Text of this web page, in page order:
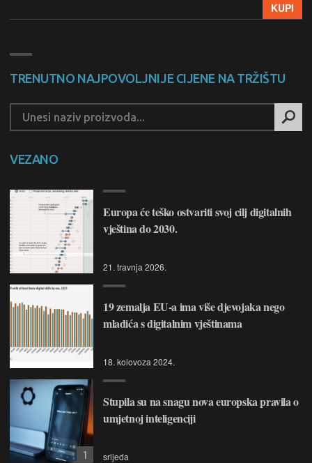
KUPI
TRENUTNO NAJPOVOLJNIJE CIJENE NA TRŽIŠTU
VEZANO
Europa će teško ostvariti svoj cilj digitalnih
vještina do 2030.
21. travnja 2026.
19 zemalja EU-a ima više djevojaka nego
mladića s digitalnim vještinama
18. kolovoza 2024.
Stupila su na snagu nova europska pravila o
umjetnoj inteligenciji
srijeda
1